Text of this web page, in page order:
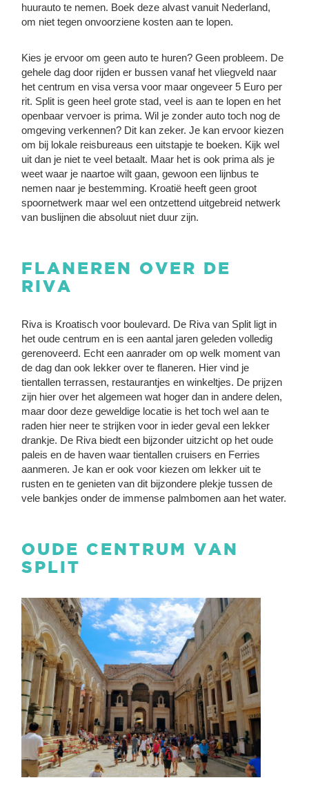
huurauto te nemen. Boek deze alvast vanuit Nederland,
om niet tegen onvoorziene kosten aan te lopen.
Kies je ervoor om geen auto te huren? Geen probleem. De
gehele dag door rijden er bussen vanaf het vliegveld naar
het centrum en visa versa voor maar ongeveer 5 Euro per
rit. Split is geen heel grote stad, veel is aan te lopen en het
openbaar vervoer is prima. Wil je zonder auto toch nog de
omgeving verkennen? Dit kan zeker. Je kan ervoor kiezen
om bij lokale reisbureaus een uitstapje te boeken. Kijk wel
uit dan je niet te veel betaalt. Maar het is ook prima als je
weet waar je naartoe wilt gaan, gewoon een lijnbus te
nemen naar je bestemming. Kroatië heeft geen groot
spoornetwerk maar wel een ontzettend uitgebreid netwerk
van buslijnen die absoluut niet duur zijn.
FLANEREN OVER DE
RIVA
Riva is Kroatisch voor boulevard. De Riva van Split ligt in
het oude centrum en is een aantal jaren geleden volledig
gerenoveerd. Echt een aanrader om op welk moment van
de dag dan ook lekker over te flaneren. Hier vind je
tientallen terrassen, restaurantjes en winkeltjes. De prijzen
zijn hier over het algemeen wat hoger dan in andere delen,
maar door deze geweldige locatie is het toch wel aan te
raden hier neer te strijken voor in ieder geval een lekker
drankje. De Riva biedt een bijzonder uitzicht op het oude
paleis en de haven waar tientallen cruisers en Ferries
aanmeren. Je kan er ook voor kiezen om lekker uit te
rusten en te genieten van dit bijzondere plekje tussen de
vele bankjes onder de immense palmbomen aan het water.
OUDE CENTRUM VAN
SPLIT